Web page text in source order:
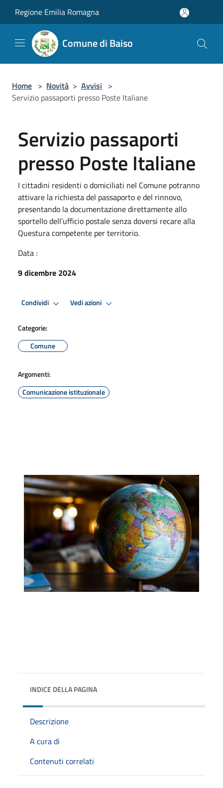
Regione Emilia Romagna
Comune di Baiso
Home > Novità > Avvisi >
Servizio passaporti presso Poste Italiane
Servizio passaporti
presso Poste Italiane
I cittadini residenti o domiciliati nel Comune potranno
attivare la richiesta del passaporto e del rinnovo,
presentando la documentazione direttamente allo
sportello dell’ufficio postale senza doversi recare alla
Questura competente per territorio.
Data :
9 dicembre 2024
Condividi Vedi azioni
Categorie:
Comune
Argomenti:
Comunicazione istituzionale
INDICE DELLA PAGINA
Descrizione
A cura di
Contenuti correlati